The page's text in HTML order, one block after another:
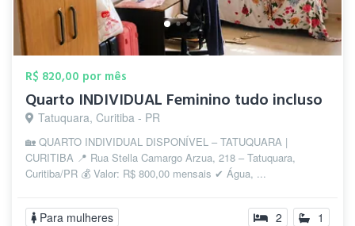
R$ 820,00 por mês
Quarto INDIVIDUAL Feminino tudo incluso
Tatuquara, Curitiba - PR
🏡 QUARTO INDIVIDUAL DISPONÍVEL – TATUQUARA |
CURITIBA 📍 Rua Stella Camargo Arzua, 218 – Tatuquara,
Curitiba/PR 💰 Valor: R$ 800,00 mensais ✔ Água, ...
Para mulheres 2 1